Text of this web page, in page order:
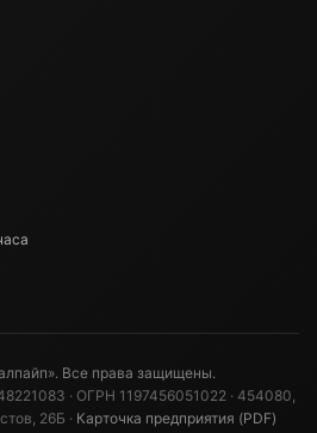
Все права защищены.
· ОГРН 1197456051022 · 454080,
26Б · Карточка предприятия (PDF)